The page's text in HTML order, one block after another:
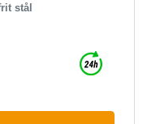
stål